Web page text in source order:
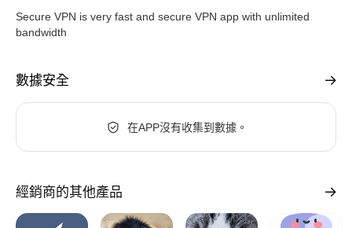
Secure VPN is very fast and secure VPN app with unlimited
bandwidth
數據安全
在APP沒有收集到數據。
經銷商的其他產品